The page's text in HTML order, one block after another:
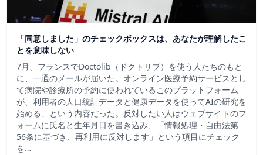
「同意しました」のチェックボックスは、あなたが理解したこ
とを意味しない
7月、フランスでDoctolib（ドクトリブ）を使う人たちのもと
に、一通のメールが届いた。オンライン医療予約サービスとし
て病院や診療所の予約に使われているこのプラットフォーム
が、利用者の人口統計データと健康データを使ってAIの研究を
始める、という内容だった。反対したい人はウェブサイトのフ
ォームに氏名と生年月日を書き込み、「情報処理・自由法第
56条に基づき、再利用に反対します」という項目にチェック
を…